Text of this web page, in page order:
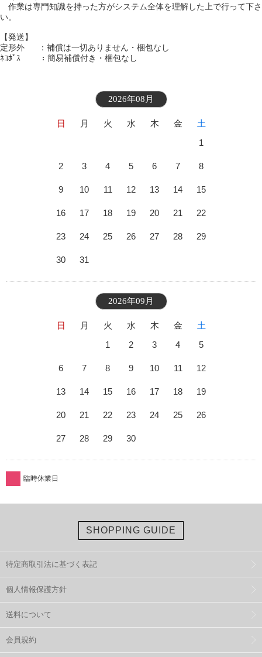
作業は専門知識を持った方がシステム全体を理解した上で行って下さ
い。
【発送】
定形外 ：補償は一切ありません・梱包なし
ﾈｺﾎﾟｽ ：簡易補償付き・梱包なし
2026年08月
日 月 火 水 木 金
土
1
2 3 4 5 6 7 8
9 10 11 12 13 14 15
16 17 18 19 20 21 22
23 24 25 26 27 28 29
30 31
2026年09月
日 月 火 水 木 金
土
1
2 3 4 5
6 7 8 9 10 11 12
13 14 15 16 17 18 19
20 21 22 23 24 25 26
27 28 29 30
臨時休業日
SHOPPING GUIDE
特定商取引法に基づく表記
個人情報保護方針
送料について
会員規約